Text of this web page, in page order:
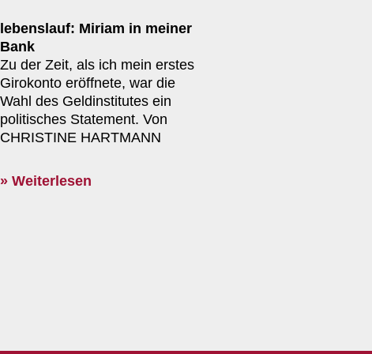
lebenslauf: Miriam in meiner
Bank
Zu der Zeit, als ich mein erstes
Girokonto eröffnete, war die
Wahl des Geldinstitutes ein
politisches Statement. Von
CHRISTINE HARTMANN
» Weiterlesen